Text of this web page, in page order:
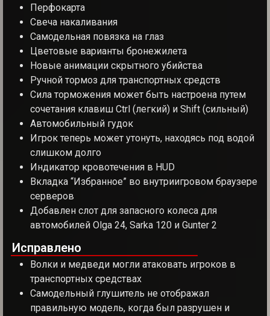
Перфокарта
Свеча накаливания
Самодельная повязка на глаз
Цветовые варианты бронежилета
Новые анимации скрытного убийства
Ручной тормоз для транспортных средств
Сила торможения может быть настроена путем
сочетания клавиш Ctrl (легкий) и Shift (сильный)
Автомобильный гудок
Игрок теперь может утонуть, находясь под водой
слишком долго
Индикатор кровотечения в HUD
Вкладка “Избранное” во внутриигровом браузере
серверов
Добавлен слот для запасного колеса для
автомобилей Olga 24, Sarka 120 и Gunter 2
Исправлено
Волки и медведи могли атаковать игроков в
транспортных средствах
Самодельный глушитель не отображал
правильную модель, когда был разрушен и